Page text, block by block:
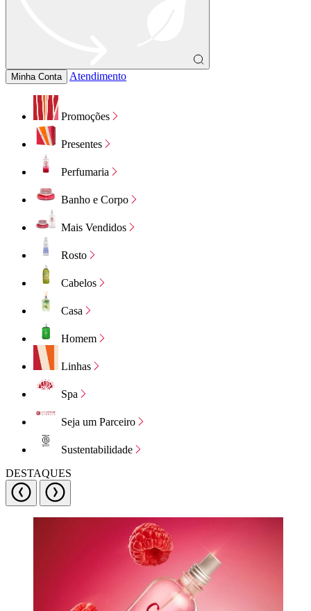
Minha Conta Atendimento
Promoções
Presentes
Perfumaria
Banho e Corpo
Mais Vendidos
Rosto
Cabelos
Casa
Homem
Linhas
Spa
Seja um Parceiro
Sustentabilidade
DESTAQUES